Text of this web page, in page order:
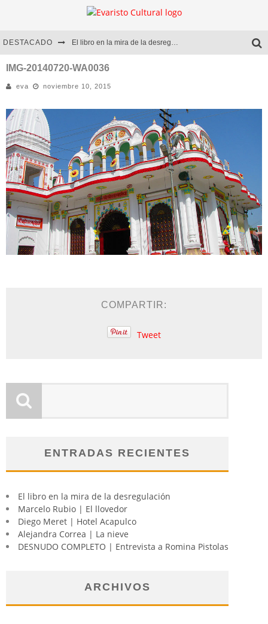
DESTACADO El libro en la mira de la desregulación
Marcelo Rubio | El llovedor
Diego Meret | Hotel Acapulco
Alejandra Correa | La nieve
IMG-20140720-WA0036
eva noviembre 10, 2015
COMPARTIR:
Tweet
ENTRADAS RECIENTES
El libro en la mira de la desregulación
Marcelo Rubio | El llovedor
Diego Meret | Hotel Acapulco
Alejandra Correa | La nieve
DESNUDO COMPLETO | Entrevista a Romina Pistolas
ARCHIVOS